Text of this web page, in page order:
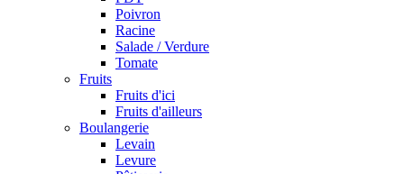
Poivron
Racine
Salade / Verdure
Tomate
Fruits
Fruits d'ici
Fruits d'ailleurs
Boulangerie
Levain
Levure